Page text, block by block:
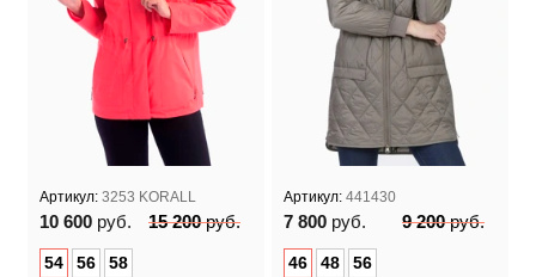
Артикул: 3253 KORALL
10 600 руб. 15 200руб.
54 56 58
Артикул: 441430
7 800 руб. 9 200руб.
46 48 56